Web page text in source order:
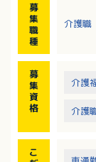
募
集
職
種
介護職
募
集
資
格
介護
介護
こ